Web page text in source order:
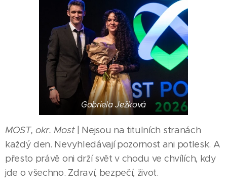
Gabriela Ježková
MOST, okr. Most| Nejsou na titulních stranách
každý den. Nevyhledávají pozornost ani potlesk. A
přesto právě oni drží svět v chodu ve chvílích, kdy
jde o všechno. Zdraví, bezpečí, život.